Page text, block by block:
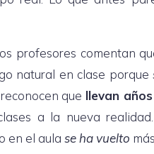
profesores comentan
natural en clase porque
que llevan
a la nueva
en el aula se ha vuelto